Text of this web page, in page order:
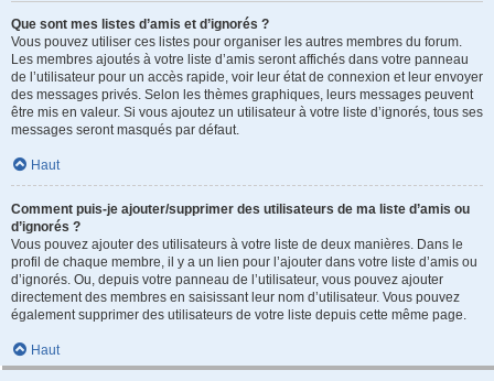
Que sont mes listes d’amis et d’ignorés ?
Vous pouvez utiliser ces listes pour organiser les autres membres du forum.
Les membres ajoutés à votre liste d’amis seront affichés dans votre panneau
de l’utilisateur pour un accès rapide, voir leur état de connexion et leur envoyer
des messages privés. Selon les thèmes graphiques, leurs messages peuvent
être mis en valeur. Si vous ajoutez un utilisateur à votre liste d’ignorés, tous ses
messages seront masqués par défaut.
Haut
Comment puis-je ajouter/supprimer des utilisateurs de ma liste d’amis ou
d’ignorés ?
Vous pouvez ajouter des utilisateurs à votre liste de deux manières. Dans le
profil de chaque membre, il y a un lien pour l’ajouter dans votre liste d’amis ou
d’ignorés. Ou, depuis votre panneau de l’utilisateur, vous pouvez ajouter
directement des membres en saisissant leur nom d’utilisateur. Vous pouvez
également supprimer des utilisateurs de votre liste depuis cette même page.
Haut